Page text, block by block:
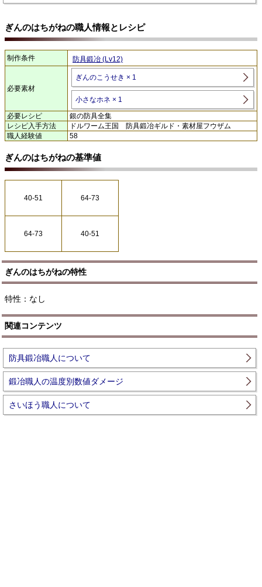
ぎんのはちがねの職人情報とレシピ
制作条件 防具鍛冶 (Lv12)
必要素材
ぎんのこうせき × 1
小さなホネ × 1
必要レシピ
銀の防具全集
レシピ入手方法
ドルワーム王国 防具鍛冶ギルド・素材屋フウザム
職人経験値
58
ぎんのはちがねの基準値
40-51 64-73
64-73 40-51
ぎんのはちがねの特性
特性：なし
関連コンテンツ
防具鍛冶職人について
鍛冶職人の温度別数値ダメージ
さいほう職人について